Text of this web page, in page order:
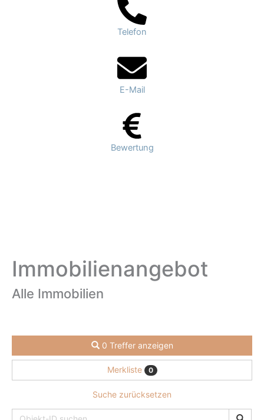
Telefon
E-Mail
Bewertung
Immobilien­angebot
Alle Immobilien
0 Treffer anzeigen
Merkliste 0
Suche zurücksetzen